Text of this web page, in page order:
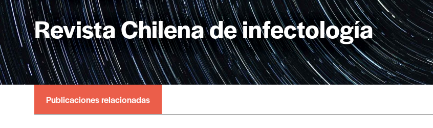
Revista Chilena de infectología
Publicaciones relacionadas